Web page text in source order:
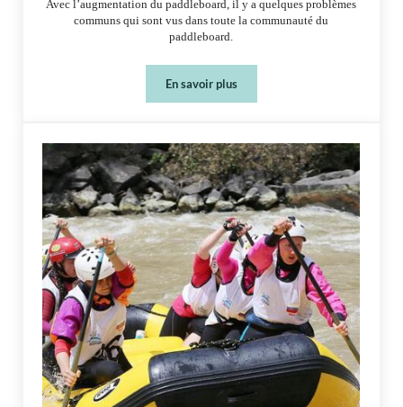
Avec l’augmentation du paddleboard, il y a quelques problèmes
communs qui sont vus dans toute la communauté du
paddleboard.
En savoir plus
Problèmes courants de planche à